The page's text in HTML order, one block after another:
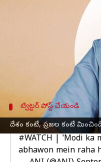
దేశం కంటే, ప్రజల కంటే
నరేంద్ర
ఈ మేరకు భోపాల్‌లోని
మించినది ఏదీ
ఈ క్రమంలోనే
3 గంటలకు నగర
ట్విట్టర్ పోస్ట్ చేయండి
మోదీ మూడ్ వేరు,
#WATCH | 'Modi ka
abhawon mein raha